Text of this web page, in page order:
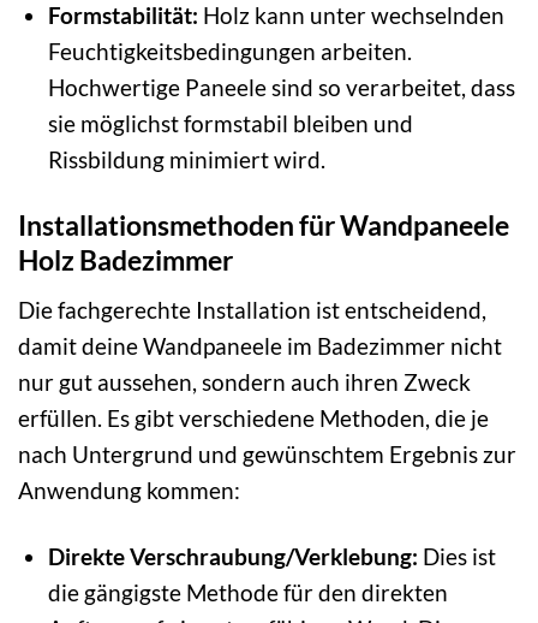
Formstabilität: Holz kann unter wechselnden
Feuchtigkeitsbedingungen arbeiten.
Hochwertige Paneele sind so verarbeitet, dass
sie möglichst formstabil bleiben und
Rissbildung minimiert wird.
Installationsmethoden für Wandpaneele
Holz Badezimmer
Die fachgerechte Installation ist entscheidend,
damit deine Wandpaneele im Badezimmer nicht
nur gut aussehen, sondern auch ihren Zweck
erfüllen. Es gibt verschiedene Methoden, die je
nach Untergrund und gewünschtem Ergebnis zur
Anwendung kommen:
Direkte Verschraubung/Verklebung: Dies ist
die gängigste Methode für den direkten